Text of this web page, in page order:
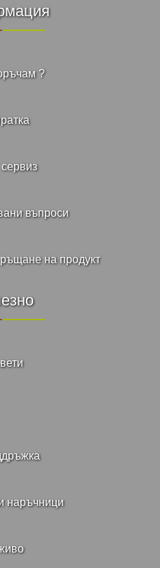
?
въпроси
на продукт
наръчници